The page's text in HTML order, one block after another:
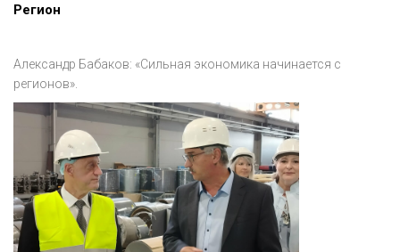
Регион
Александр Бабаков: «Сильная экономика начинается с
регионов».